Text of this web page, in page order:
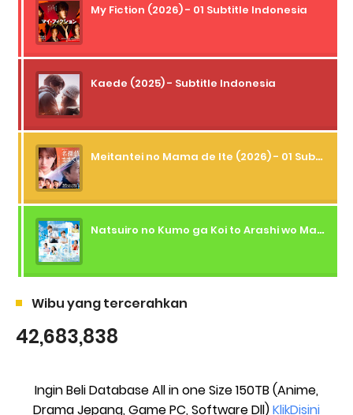
My Fiction (2026) - 01 Subtitle Indonesia
Kaede (2025) - Subtitle Indonesia
Meitantei no Mama de Ite (2026) - 01 Subtitle Indonesia
Natsuiro no Kumo ga Koi to Arashi wo Makiokosu (2026) - 01 Subtitle Indonesia
Wibu yang tercerahkan
42,683,838
Ingin Beli Database All in one Size 150TB (Anime,
Drama Jepang, Game PC, Software Dll)KlikDisini